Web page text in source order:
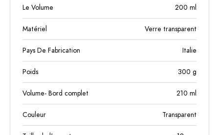
Le Volume 200 ml
Matériel Verre transparent
Pays De Fabrication Italie
Poids 300 g
Volume- Bord complet 210 ml
Couleur Transparent